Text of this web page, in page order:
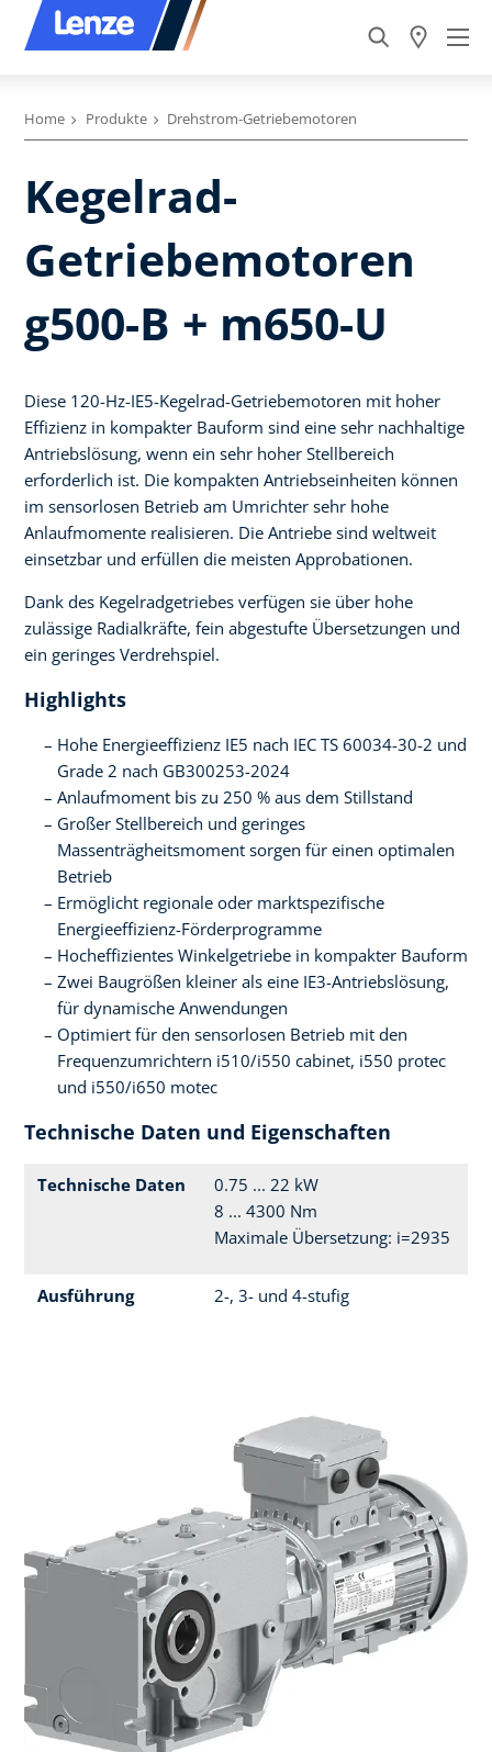
Home Produkte Drehstrom-Getriebemotoren
Kegelrad-
Getriebemotoren
g500-B + m650-U
Diese 120-Hz-IE5-Kegelrad-Getriebemotoren mit hoher
Effizienz in kompakter Bauform sind eine sehr nachhaltige
Antriebslösung, wenn ein sehr hoher Stellbereich
erforderlich ist. Die kompakten Antriebseinheiten können
im sensorlosen Betrieb am Umrichter sehr hohe
Anlaufmomente realisieren. Die Antriebe sind weltweit
einsetzbar und erfüllen die meisten Approbationen.
Dank des Kegelradgetriebes verfügen sie über hohe
zulässige Radialkräfte, fein abgestufte Übersetzungen und
ein geringes Verdrehspiel.
Highlights
Hohe Energieeffizienz IE5 nach IEC TS 60034-30-2 und
Grade 2 nach GB300253-2024
Anlaufmoment bis zu 250 % aus dem Stillstand
Großer Stellbereich und geringes
Massenträgheitsmoment sorgen für einen optimalen
Betrieb
Ermöglicht regionale oder marktspezifische
Energieeffizienz-Förderprogramme
Hocheffizientes Winkelgetriebe in kompakter Bauform
Zwei Baugrößen kleiner als eine IE3-Antriebslösung,
für dynamische Anwendungen
Optimiert für den sensorlosen Betrieb mit den
Frequenzumrichtern i510/i550 cabinet, i550 protec
und i550/i650 motec
Technische Daten und Eigenschaften
Technische Daten
0.75 ... 22 kW
8 ... 4300 Nm
Maximale Übersetzung: i=2935
Ausführung 2-, 3- und 4-stufig